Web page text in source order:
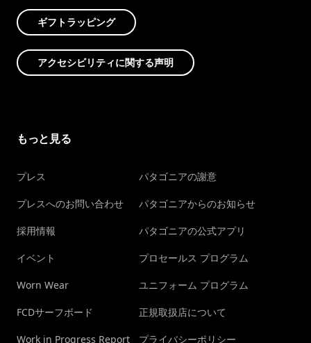
ギフトラッピング
アクセシビリティに関する声明
もっと見る
プレス
プレスへのお問い合わせ
採用情報
イベント
Worn Wear
FCDサーフボード
Work in Progress Report
パタゴニアの謝意
パタゴニアからのお知らせ
パタゴニアの公式アプリ
プロセールス プログラム
ユニフォーム プログラム
正規取扱店について
プライバシーポリシー